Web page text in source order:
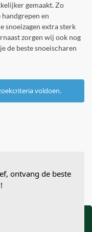
gemaakt. Zo
en
snoeizagen extra sterk
zorgen wij ook nog
de beste snoeischaren
voldoen.
ontvang de beste